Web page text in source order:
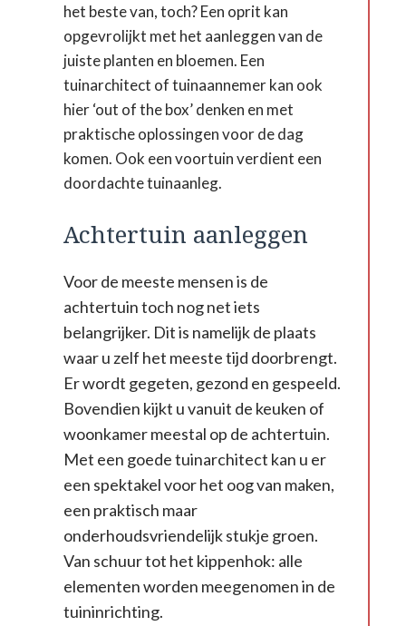
het beste van, toch? Een oprit kan
opgevrolijkt met het aanleggen van de
juiste planten en bloemen. Een
tuinarchitect of tuinaannemer kan ook
hier ‘out of the box’ denken en met
praktische oplossingen voor de dag
komen. Ook een voortuin verdient een
doordachte tuinaanleg.
Achtertuin aanleggen
Voor de meeste mensen is de
achtertuin toch nog net iets
belangrijker. Dit is namelijk de plaats
waar u zelf het meeste tijd doorbrengt.
Er wordt gegeten, gezond en gespeeld.
Bovendien kijkt u vanuit de keuken of
woonkamer meestal op de achtertuin.
Met een goede tuinarchitect kan u er
een spektakel voor het oog van maken,
een praktisch maar
onderhoudsvriendelijk stukje groen.
Van schuur tot het kippenhok: alle
elementen worden meegenomen in de
tuininrichting.